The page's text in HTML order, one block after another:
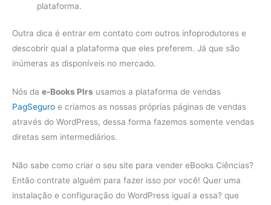
plataforma.
Outra dica é entrar em contato com outros infoprodutores e
descobrir qual a plataforma que eles preferem. Já que são
inúmeras as disponíveis no mercado.
Nós da e-Books Plrs usamos a plataforma de vendas
PagSeguro e criamos as nossas próprias páginas de vendas
através do WordPress, dessa forma fazemos somente vendas
diretas sem intermediários.
Não sabe como criar o seu site para vender eBooks Ciências?
Então contrate alguém para fazer isso por você! Quer uma
instalação e configuração do WordPress igual a essa? que